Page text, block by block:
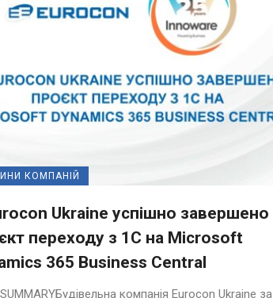
КОМПАНІЙ
Ukraine успішно завершено
переходу з 1С на Microsoft
365 Business Central
компанія Eurocon Ukraine за